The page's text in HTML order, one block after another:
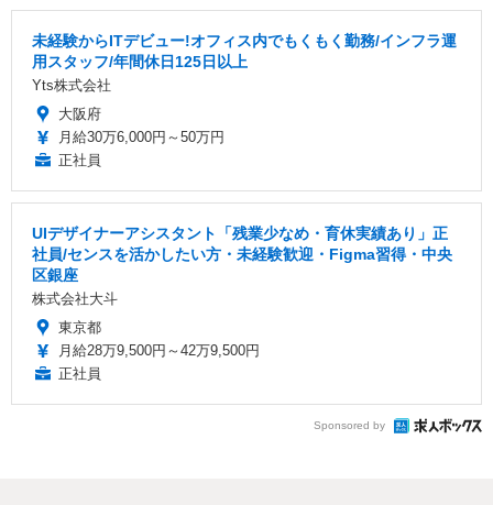
未経験からITデビュー!オフィス内でもくもく勤務/インフラ運
用スタッフ/年間休日125日以上
Yts株式会社
大阪府
月給30万6,000円～50万円
正社員
UIデザイナーアシスタント「残業少なめ・育休実績あり」正
社員/センスを活かしたい方・未経験歓迎・Figma習得・中央
区銀座
株式会社大斗
東京都
月給28万9,500円～42万9,500円
正社員
Sponsored by